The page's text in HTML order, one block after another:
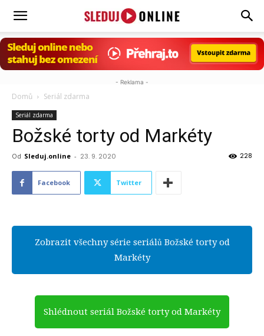
Sleduj.online
- Reklama -
Domů Seriál zdarma
Seriál zdarma
Božské torty od Markéty
Od Sleduj.online - 23. 9. 2020 228
Facebook Twitter
Zobrazit všechny série seriálů Božské torty od
Markéty
Shlédnout seriál Božské torty od Markéty